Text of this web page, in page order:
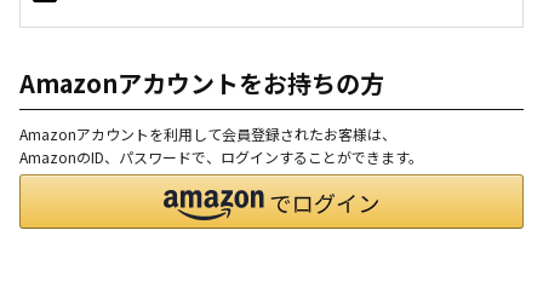
Amazonアカウントをお持ちの方
Amazonアカウントを利用して会員登録されたお客様は、
AmazonのID、パスワードで、ログインすることができます。